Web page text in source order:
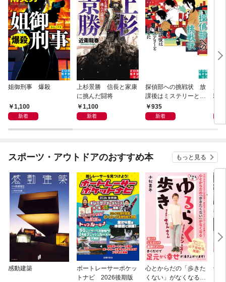
姐御刑事 爆殺
1,100
新着
上杉景勝 信長と家康
に挑んだ闘将
1,100
新着
探偵部への挑戦状 放
課後はミステリーとと
もに 新装版
935
新着
騒動
スポーツ・アウトドアのおすすめ本 もっと見る
感動建築
ボートレーサーポケッ
トナビ 2026後期版
心とからだの「歩きた
くない」がなくなる
剣